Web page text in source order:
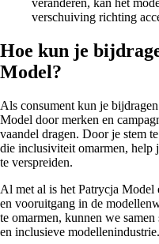
veranderen, kan het
verschuiving richting
Hoe kun je
Model?
Als consument kun je
Model door merken en
vaandel dragen. Door je stem
die inclusiviteit omarmen, help
te verspreiden.
Al met al is het Patrycja
en vooruitgang in de
te omarmen, kunnen we samen
en inclusieve modellenindustrie.